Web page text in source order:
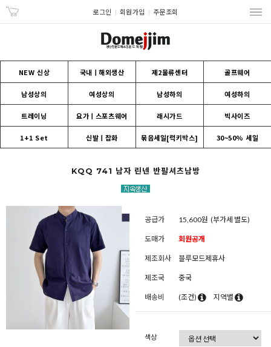
로그인 회원가입 주문조회
NEW 신상 국내ㅣ해외생산 제2물류센터 골프웨어
남성상의 여성상의 남성하의 여성하의
트레이닝 요가ㅣ스포츠웨어 래시가드 빅사이즈
1+1 Set 신발ㅣ잡화 묶음세일[럭키박스] 30~50% 세일
KQQ 741 남자 린넨 반팔셔츠남방
공급가 15,600원 (부가세 별도)
도매가 회원공개
제조회사 블루모드제휴사
제조국 중국
배송비 (조건) 지역별
색상